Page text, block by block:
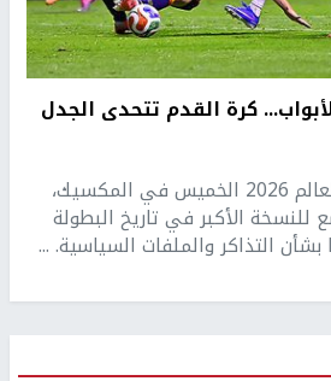
على الأبواب... كرة القدم تتحدى الجدل
تنطلق نهائيات كأس العالم 2026 الخميس في المكسيك،
الأكبر في تاريخ البطولة
التذاكر والملفات السياسية. ...